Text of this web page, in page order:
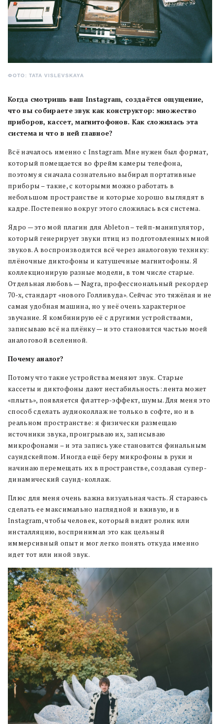
ФОТО: TATA VISLEVSKAYA
Когда смотришь ваш Instagram, создаётся ощущение,
что вы собираете звук как конструктор: множество
приборов, кассет, магнитофонов. Как сложилась эта
система и что в ней главное?
Всё началось именно с Instagram. Мне нужен был формат,
который помещается во фрейм камеры телефона,
поэтому я сначала сознательно выбирал портативные
приборы – такие, с которыми можно работать в
небольшом пространстве и которые хорошо выглядят в
кадре. Постепенно вокруг этого сложилась вся система.
Ядро — это мой плагин для Ableton – тейп-манипулятор,
который генерирует звуки птиц из подготовленных мной
звуков. А воспроизводится всё через аналоговую технику:
плёночные диктофоны и катушечные магнитофоны. Я
коллекционирую разные модели, в том числе старые.
Отдельная любовь — Nagra, профессиональный рекордер
70-х, стандарт «нового Голливуда». Сейчас это тяжёлая и не
самая удобная машина, но у неё очень характерное
звучание. Я комбинирую её с другими устройствами,
записываю всё на плёнку — и это становится частью моей
аналоговой вселенной.
Почему аналог?
Потому что такие устройства меняют звук. Старые
кассеты и диктофоны дают нестабильность: лента может
«плыть», появляется флаттер-эффект, шумы. Для меня это
способ сделать аудиоколлаж не только в софте, но и в
реальном пространстве: я физически размещаю
источники звука, проигрываю их, записываю
микрофонами – и эта запись уже становится финальным
саундскейпом. Иногда ещё беру микрофоны в руки и
начинаю перемещать их в пространстве, создавая супер-
динамический саунд-коллаж.
Плюс для меня очень важна визуальная часть. Я стараюсь
сделать ее максимально наглядной и вживую, и в
Instagram, чтобы человек, который видит ролик или
инсталляцию, воспринимал это как цельный
иммерсивный опыт и мог легко понять откуда именно
идет тот или иной звук.